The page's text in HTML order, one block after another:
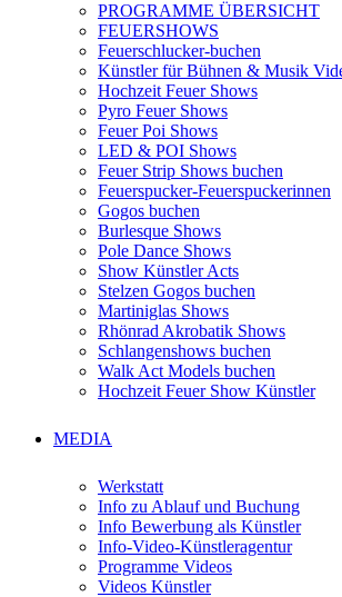
PROGRAMME ÜBERSICHT
FEUERSHOWS
Feuerschlucker-buchen
Künstler für Bühnen & Musik
Hochzeit Feuer Shows
Pyro Feuer Shows
Feuer Poi Shows
LED & POI Shows
Feuer Strip Shows buchen
Feuerspucker-Feuerspuckerinnen
Gogos buchen
Burlesque Shows
Pole Dance Shows
Show Künstler Acts
Stelzen Gogos buchen
Martiniglas Shows
Rhönrad Akrobatik Shows
Schlangenshows buchen
Walk Act Models buchen
Hochzeit Feuer Show Künstler
MEDIA
Werkstatt
Info zu Ablauf und Buchung
Info Bewerbung als Künstler
Info-Video-Künstleragentur
Programme Videos
Videos Künstler